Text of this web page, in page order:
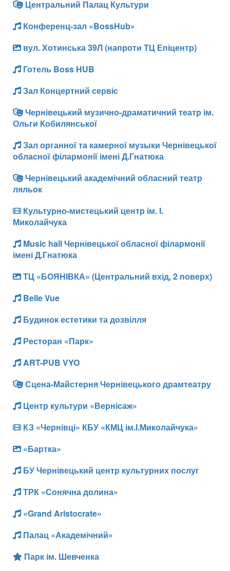
Центральний Палац Культури
Конференц-зал «BossHub»
вул. Хотинська 39Л (напроти ТЦ Епіцентр)
Готель Boss HUB
Зал Концертний сервіс
Чернівецький музично-драматичний театр ім.
Ольги Кобилянської
Зал органної та камерної музыки Чернівецької
обласної філармонії імені Д.Гнатюка
Чернівецький академічний обласний театр
ляльок
Культурно-мистецький центр ім. І.
Миколайчука
Music hall Чернівецької обласної філармонії
імені Д.Гнатюка
ТЦ «БОЯНІВКА» (Центральний вхід, 2 поверх)
Belle Vue
Будинок естетики та дозвілля
Ресторан «Парк»
ART-PUB VYO
Сцена-Майстерня Чернівецького драмтеатру
Центр культури «Вернісаж»
КЗ «Чернівці» КБУ «КМЦ ім.І.Миколайчука»
«Бартка»
БУ Чернівецький центр культурних послуг
ТРК «Сонячна долина»
«Grand Aristocrate»
Палац «Академічний»
Парк ім. Шевченка